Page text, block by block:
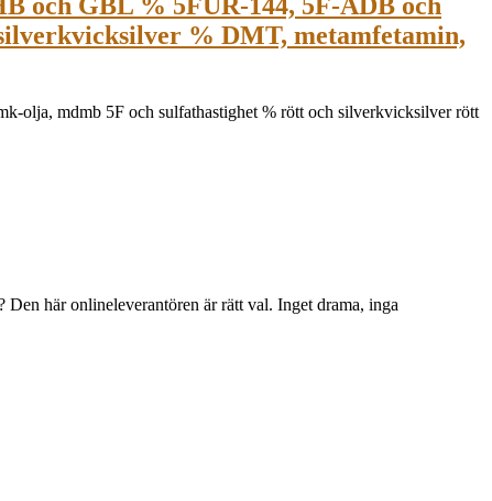
och GBL % 5FUR-144, 5F-ADB och
% DMT, metamfetamin,
olja, mdmb 5F och sulfathastighet % rött och silverkvicksilver rött
här onlineleverantören är rätt val. Inget drama, inga